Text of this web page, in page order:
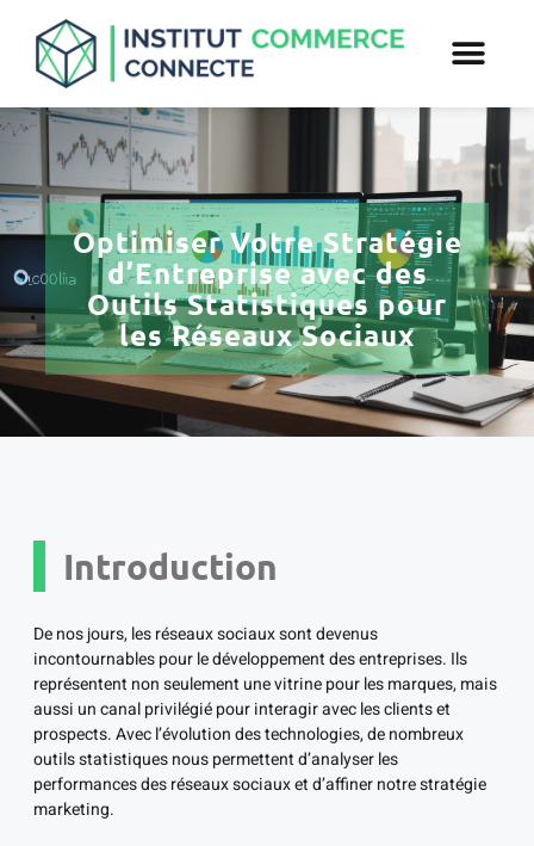
Optimiser Votre Stratégie
d’Entreprise avec des
Outils Statistiques pour
les Réseaux Sociaux
Introduction
De nos jours, les réseaux sociaux sont devenus
incontournables pour le développement des entreprises. Ils
représentent non seulement une vitrine pour les marques, mais
aussi un canal privilégié pour interagir avec les clients et
prospects. Avec l’évolution des technologies, de nombreux
outils statistiques nous permettent d’analyser les
performances des réseaux sociaux et d’affiner notre stratégie
marketing.